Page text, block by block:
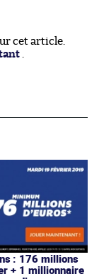
cet article.
: 176 millions
+ 1 millionnaire